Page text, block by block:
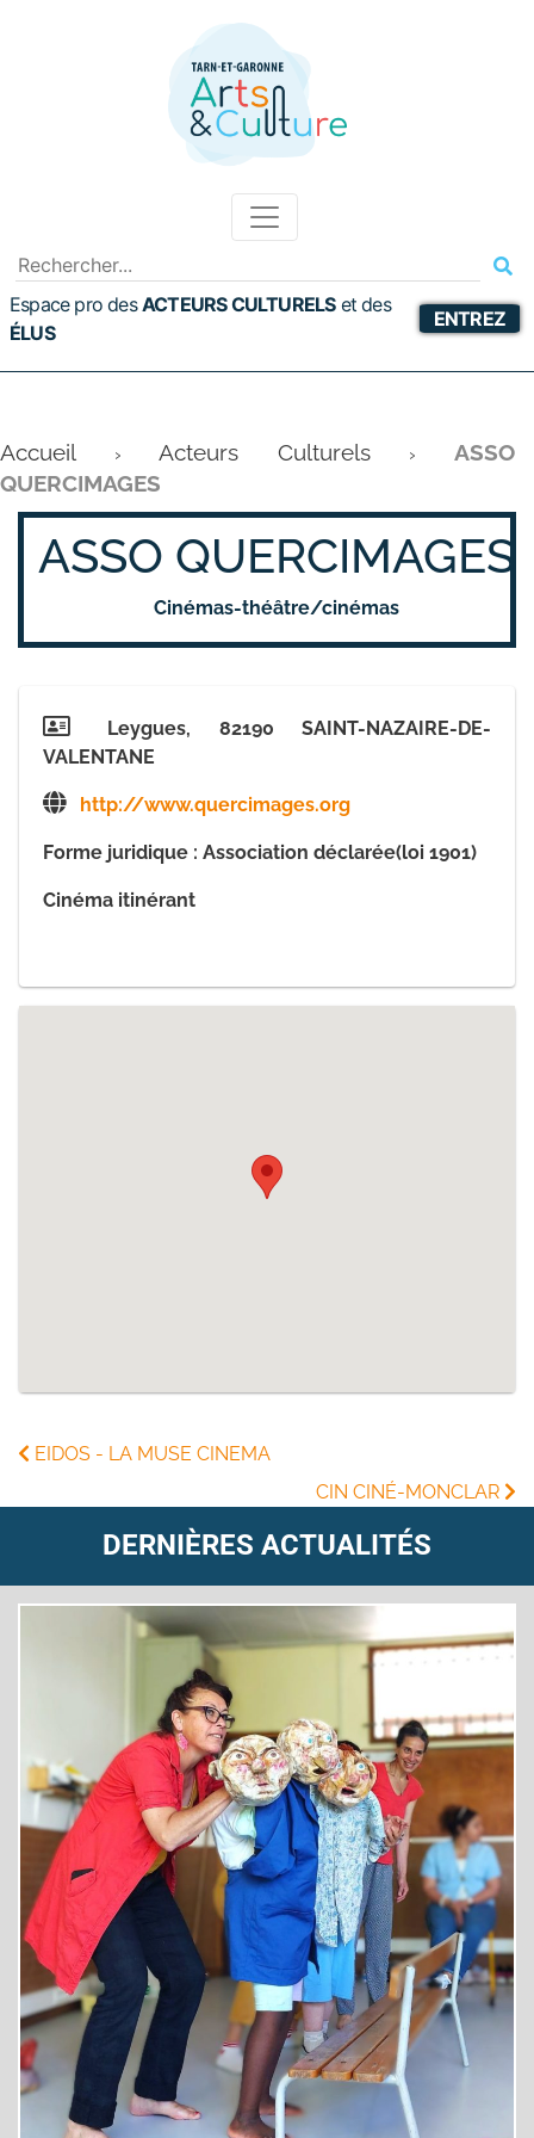
Espace pro desACTEURS CULTURELS etdes
ÉLUS
ENTREZ
Accueil ›Acteurs Culturels ›ASSO
QUERCIMAGES
ASSO QUERCIMAGES
Cinémas-théâtre/cinémas
Leygues, 82190 SAINT-NAZAIRE-DE-
VALENTANE
http://www.quercimages.org
Forme juridique : Association déclarée(loi 1901)
Cinéma itinérant
EIDOS - LA MUSE CINEMA
CIN CINÉ-MONCLAR
DERNIÈRES ACTUALITÉS